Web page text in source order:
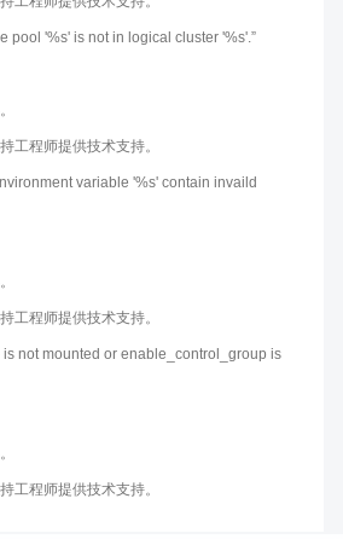
pool '%s' is not in logical cluster '%s'.”
工程师提供技术支持。
variable '%s' contain invaild
工程师提供技术支持。
is not mounted or enable_control_group is
工程师提供技术支持。